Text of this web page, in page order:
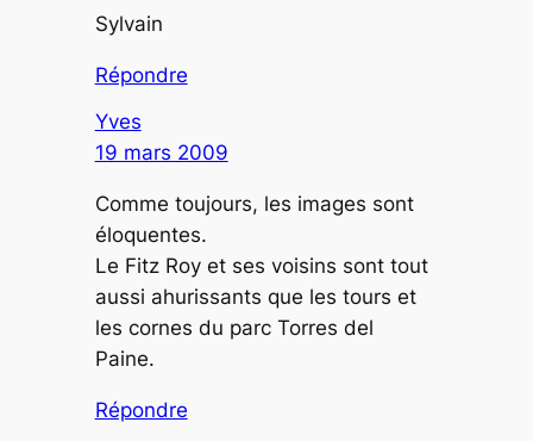
Sylvain
Répondre
Yves
19 mars 2009
Comme toujours, les images sont
éloquentes.
Le Fitz Roy et ses voisins sont tout
aussi ahurissants que les tours et
les cornes du parc Torres del
Paine.
Répondre